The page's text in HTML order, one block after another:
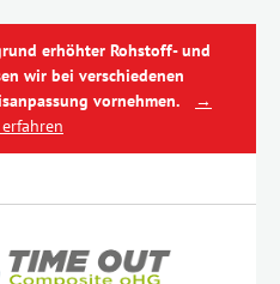
erhöhter Rohstoff- und
wir bei verschiedenen
vornehmen.
→